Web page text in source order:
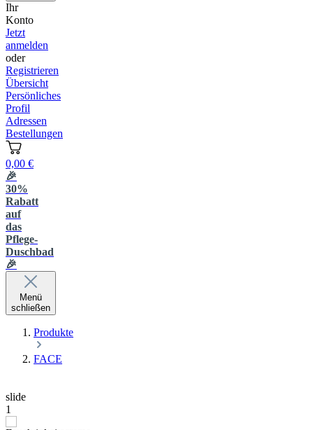
Ihr
Konto
Jetzt
anmelden
oder
Registrieren
Übersicht
Persönliches
Profil
Adressen
Bestellungen
0,00 €
🎉
30%
Rabatt
auf
das
Pflege-
Duschbad
🎉
Menü
schließen
Produkte
FACE
slide
1